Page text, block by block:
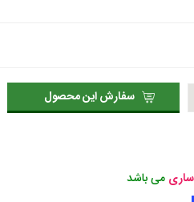
سفارش این محصول
ساری می باشد